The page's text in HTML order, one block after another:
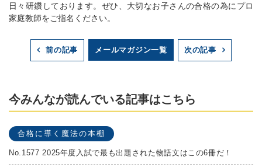
日々研鑽しております。ぜひ、大切なお子さんの合格の為にプロ
家庭教師をご指名ください。
前の記事 メールマガジン一覧 次の記事
今みんなが読んでいる記事はこちら
合格に導く魔法の本棚
No.1577 2025年度入試で最も出題された物語文はこの6冊だ！